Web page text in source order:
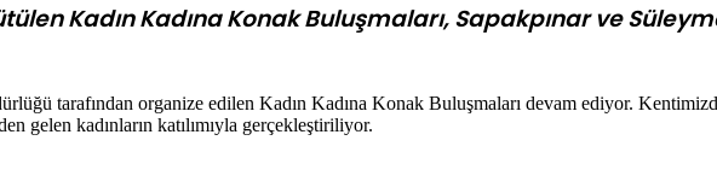
Kadın Kadına Konak Buluşmaları, Sapakpınar ve
tarafından organize edilen Kadın Kadına Konak Buluşmaları devam ediyor.
gelen kadınların katılımıyla gerçekleştiriliyor.